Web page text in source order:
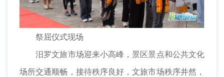
祭屈仪式现场
汨罗文旅市场迎来小高峰，景区景点和公共文化
场所交通顺畅，接待秩序良好，文旅市场秩序井然，